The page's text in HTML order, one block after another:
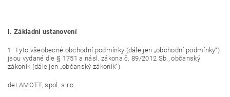
I. Základní ustanovení
1. Tyto všeobecné obchodní podmínky (dále jen „obchodní podmínky“)
jsou vydané dle § 1751 a násl. zákona č. 89/2012 Sb., občanský
zákoník (dále jen „občanský zákoník“)
deLAMOTT, spol. s r.o.